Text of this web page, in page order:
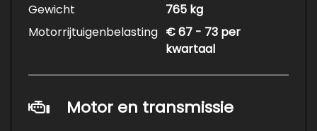
Gewicht
765 kg
Motorrijtuigenbelasting € 67 - 73 per
kwartaal
Motor en transmissie